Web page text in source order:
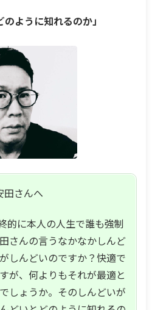
ように知れるのか」
田さんへ
的に本人の人生で誰も強制
さんの言うなかなかしんど
しんどいのですか？快適で
が、何よりもそれが最適と
しょうか。そのしんどいが